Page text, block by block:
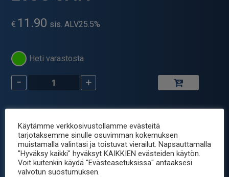
€ 11.90 sis. ALV25.5%
Heti varastosta
-
ELKO
SNAP-
R10
105C
5.4A
määrä
+
Osastot:Elektrolyyttikondensaattori,Komponentit
Passiiviset
Avainsana tuotteellekondensaattori
Käytämme verkkosivustollamme evästeitä
tarjotaksemme sinulle osuvimman kokemuksen
muistamalla valintasi ja toistuvat vierailut. Napsauttamalla
"Hyväksy kaikki" hyväksyt KAIKKIEN evästeiden käytön.
Voit kuitenkin käydä "Evästeasetuksissa" antaaksesi
valvotun suostumuksen.